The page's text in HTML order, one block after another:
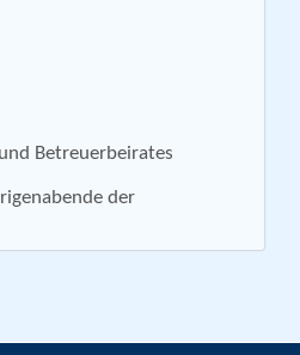
Betreuerbeirates
der